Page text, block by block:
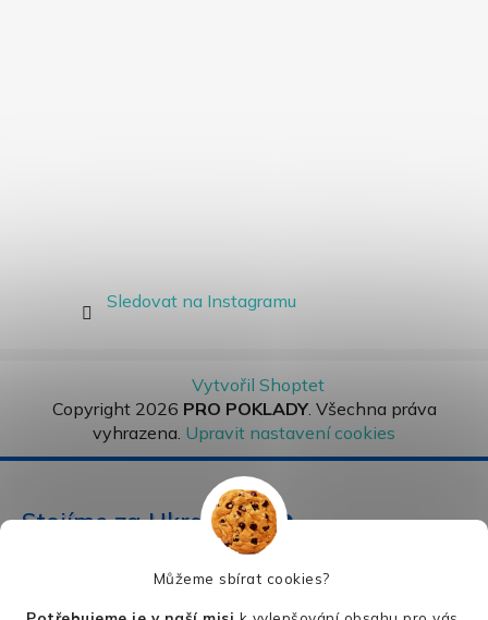
Můžeme sbírat cookies?
Sledovat na Instagramu
Vytvořil Shoptet
Copyright 2026 PRO POKLADY. Všechna práva
vyhrazena. Upravit nastavení cookies
Stojíme za Ukrajinou ❤️